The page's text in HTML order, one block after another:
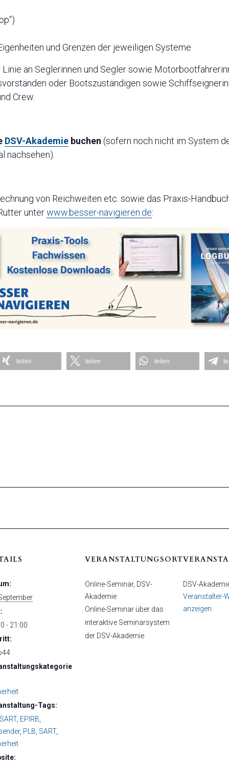
und Grenzen der jeweiligen Systeme
an Seglerinnen und Segler sowie
oder Bootszuständigen sowie
Crew.
DSV-Akademie buchen (sofern noch nicht im System
nachsehen).
von Reichweiten etc. sowie das Praxis-
unterwww.besser-navigieren.de:
teilen teilen teilen
- 21:00
Tags:
, EPIRB
, PLB SART,
VERANSTALTUNGSORT
Online-Seminar, DSV-
Akademie
Online-Seminar über das
interaktive Seminarsystem
der DSV-Akademie
DSV-
Veranstalter-
anzeigen